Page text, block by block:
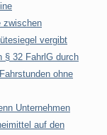
zwischen
vergibt
§ 32 FahrlG durch
ohne
Unternehmen
auf den